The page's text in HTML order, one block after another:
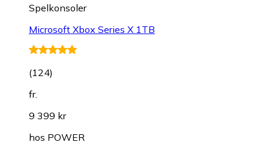
Spelkonsoler
Microsoft Xbox Series X 1TB
(124)
fr.
9 399 kr
hos POWER